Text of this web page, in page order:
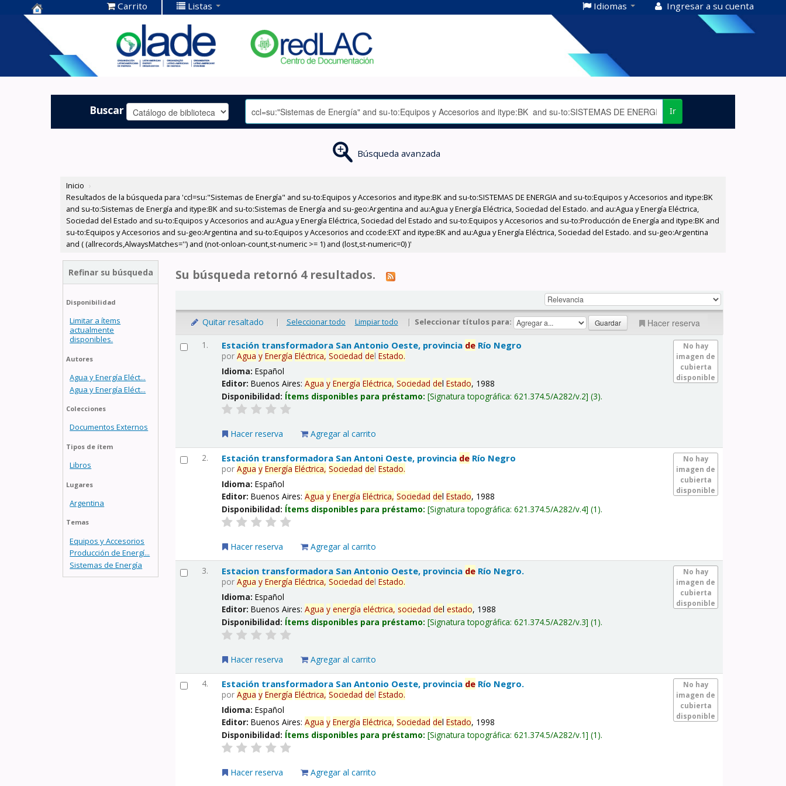
Centro de
Documentación
OLADE -
Carrito Listas Idiomas Ingresar a su cuenta
Buscar Ir
Búsqueda avanzada
Inicio ›
Resultados de la búsqueda para 'ccl=su:"Sistemas de Energía" and su-to:Equipos y Accesorios and itype:BK and su-to:SISTEMAS DE ENERGIA and su-to:Equipos y Accesorios and itype:BK
and su-to:Sistemas de Energía and itype:BK and su-to:Sistemas de Energía and su-geo:Argentina and au:Agua y Energía Eléctrica, Sociedad del Estado. and au:Agua y Energía Eléctrica,
Sociedad del Estado and su-to:Equipos y Accesorios and au:Agua y Energía Eléctrica, Sociedad del Estado and su-to:Equipos y Accesorios and su-to:Producción de Energía and itype:BK and
su-to:Equipos y Accesorios and su-geo:Argentina and su-to:Equipos y Accesorios and ccode:EXT and itype:BK and au:Agua y Energía Eléctrica, Sociedad del Estado. and su-geo:Argentina
and ( (allrecords,AlwaysMatches='') and (not-onloan-count,st-numeric >= 1) and (lost,st-numeric=0) )'
Refinar su búsqueda
Disponibilidad
Limitar a ítems
actualmente
disponibles.
Autores
Agua y Energía Eléct...
Agua y Energía Eléct...
Colecciones
Documentos Externos
Tipos de ítem
Libros
Lugares
Argentina
Temas
Equipos y Accesorios
Producción de Energí...
Sistemas de Energía
Su búsqueda retornó 4 resultados.
Quitar resaltado | Seleccionar todo Limpiar todo | Seleccionar títulos para: Hacer reserva
1.
No hay
imagen de
cubierta
disponible
Estación transformadora San Antonio Oeste, provincia de Río Negro
porAgua y Energía Eléctrica, Sociedad delEstado.
Idioma:Español
Editor:Buenos Aires:Agua y Energía Eléctrica, Sociedad delEstado, 1988
Disponibilidad: Ítems disponibles para préstamo: Signatura topográfica:621.374.5/A282/v.2 (3).
Hacer reserva Agregar al carrito
2.
No hay
imagen de
cubierta
disponible
Estación transformadora San Antoni Oeste, provincia de Río Negro
porAgua y Energía Eléctrica, Sociedad delEstado.
Idioma:Español
Editor:Buenos Aires:Agua y Energía Eléctrica, Sociedad delEstado, 1988
Disponibilidad: Ítems disponibles para préstamo: Signatura topográfica:621.374.5/A282/v.4 (1).
Hacer reserva Agregar al carrito
3.
No hay
imagen de
cubierta
disponible
Estacion transformadora San Antonio Oeste, provincia de Río Negro.
porAgua y Energía Eléctrica, Sociedad delEstado.
Idioma:Español
Editor:Buenos Aires:Agua y energía eléctrica, sociedad delestado, 1988
Disponibilidad: Ítems disponibles para préstamo: Signatura topográfica:621.374.5/A282/v.3 (1).
Hacer reserva Agregar al carrito
4.
No hay
imagen de
cubierta
disponible
Estación transformadora San Antonio Oeste, provincia de Río Negro.
porAgua y Energía Eléctrica, Sociedad delEstado.
Idioma:Español
Editor:Buenos Aires:Agua y Energía Eléctrica, Sociedad delEstado, 1998
Disponibilidad: Ítems disponibles para préstamo: Signatura topográfica:621.374.5/A282/v.1 (1).
Hacer reserva Agregar al carrito